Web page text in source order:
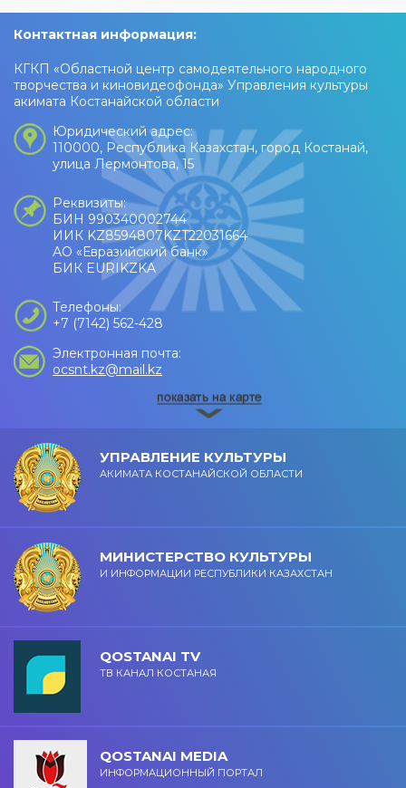
Контактная информация:
КГКП «Областной центр самодеятельного народного
творчества и киновидеофонда» Управления культуры
акимата Костанайской области
Юридический адрес:
110000, Республика Казахстан, город Костанай,
улица Лермонтова, 15
Реквизиты:
БИН 990340002744
ИИК KZ8594807KZT22031664
АО «Евразийский банк»
БИК EURIKZKA
Телефоны:
+7 (7142) 562-428
Электронная почта:
ocsnt.kz@mail.kz
УПРАВЛЕНИЕ КУЛЬТУРЫ
АКИМАТА КОСТАНАЙСКОЙ ОБЛАСТИ
МИНИСТЕРСТВО КУЛЬТУРЫ
И ИНФОРМАЦИИ РЕСПУБЛИКИ КАЗАХСТАН
QOSTANAI TV
ТВ КАНАЛ КОСТАНАЯ
QOSTANAI MEDIA
ИНФОРМАЦИОННЫЙ ПОРТАЛ